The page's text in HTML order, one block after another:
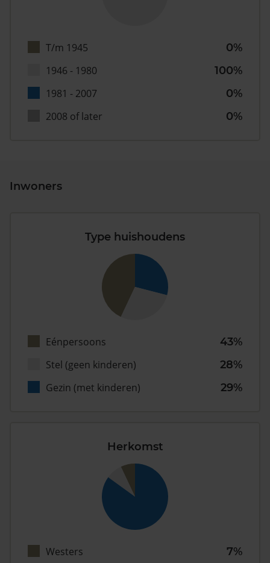
T/m 1945
0%
1946 - 1980
100%
1981 - 2007
0%
2008 of later
0%
Inwoners
Type huishoudens
Eénpersoons
43%
Stel (geen kinderen)
28%
Gezin (met kinderen)
29%
Herkomst
Westers
7%